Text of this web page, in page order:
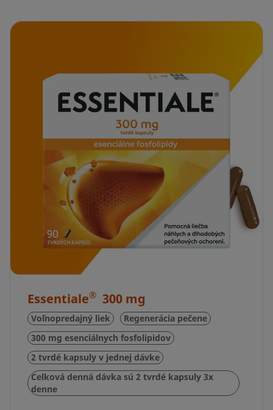
Essentiale® 300 mg
Voľnopredajný liek
Regenerácia pečene
300 mg esenciálnych fosfolipidov
2 tvrdé kapsuly v jednej dávke
Celková denná dávka sú 2 tvrdé kapsuly 3x
denne